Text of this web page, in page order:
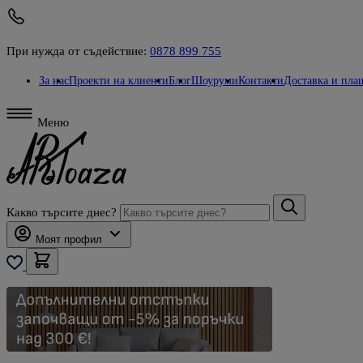
При нужда от съдействие: 0878 899 755
За насПроекти на клиентиБлогШоурумиКонтактиДоставка и
Меню
Какво търсите днес?
Моят профил